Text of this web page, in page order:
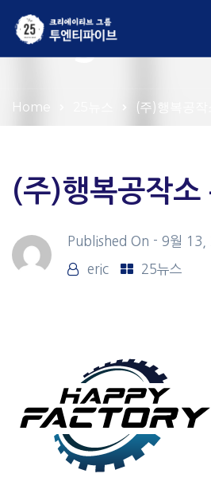
Blog
Home (주)행복공작
(주)행복공작소
Published On - 9월 13,
eric 25뉴스